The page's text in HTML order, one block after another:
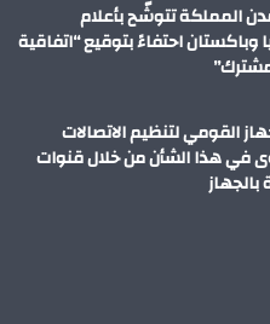
المملكة تتوشّح بأعلام
وباكستان احتفاءً بتوقيع “اتفاقية
القومي لتنظيم الاتصالات
في هذا الشأن من خلال قنوات
بالجهاز